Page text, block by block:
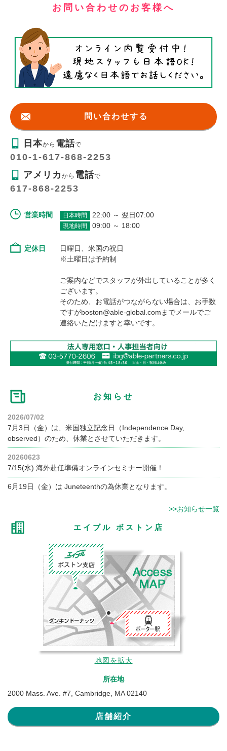
お問い合わせのお客様へ
問い合わせする
日本から 電話で
010-1-617-868-2253
アメリカから 電話で
617-868-2253
営業時間 日本時間 22:00 ～ 翌日07:00
現地時間 09:00 ～ 18:00
定休日
日曜日、米国の祝日
※土曜日は予約制
ご案内などでスタッフが外出していることが多く
ございます。
そのため、お電話がつながらない場合は、お手数
ですがboston@able-global.comまでメールでご
連絡いただけますと幸いです。
お知らせ
2026/07/02
7月3日（金）は、米国独立記念日（Independence Day,
observed）のため、休業とさせていただきます。
20260623
7/15(水) 海外赴任準備オンラインセミナー開催！
6月19日（金）は Juneteenthの為休業となります。
>>お知らせ一覧
エイブル ボストン店
地図を拡大
所在地
2000 Mass. Ave. #7, Cambridge, MA 02140
店舗紹介